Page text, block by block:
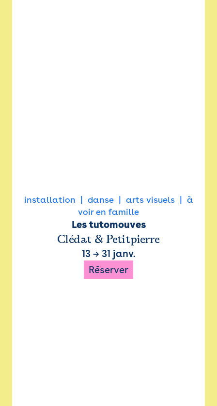
installation danse arts visuels
à
voir en famille
Les tutomouves
Clédat & Petitpierre
13→ 31 janv.
Réserver